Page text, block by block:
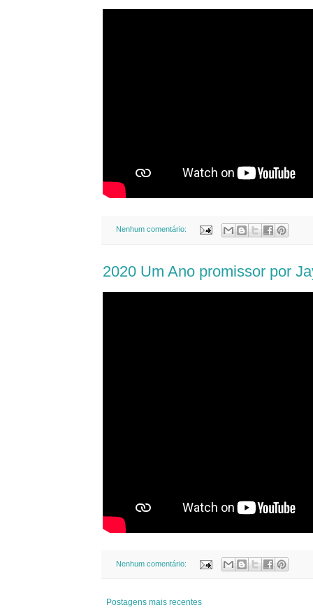
Nenhum comentário:
2020 Um Ano promissor por
Nenhum comentário:
Postagens mais recentes